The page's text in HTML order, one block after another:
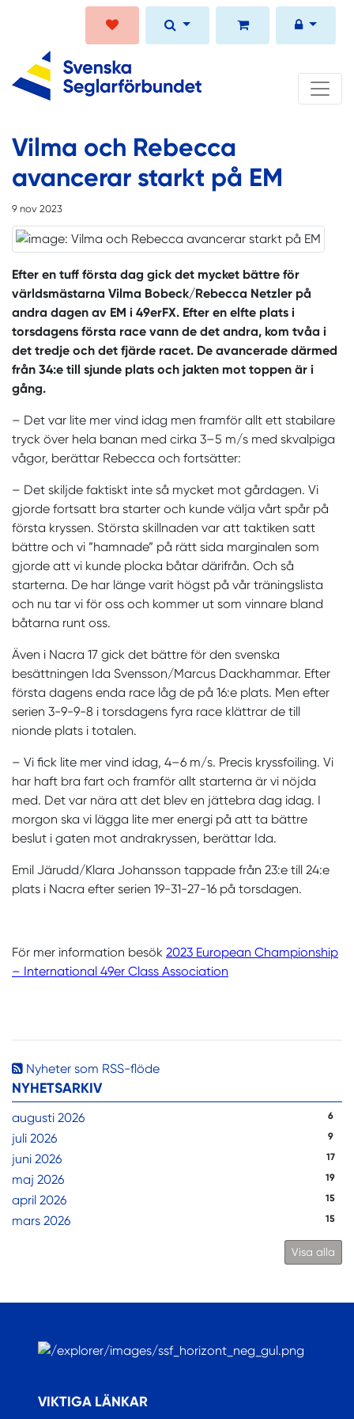
Nyheter som RSS-flöde
NYHETSARKIV
augusti 2026 6
juli 2026 9
juni 2026 17
maj 2026 19
april 2026 15
mars 2026 15
Visa alla
Vilma och Rebecca
avancerar starkt på EM
9 nov 2023
Efter en tuff första dag gick det mycket bättre för
världsmästarna Vilma Bobeck/Rebecca Netzler på
andra dagen av EM i 49erFX. Efter en elfte plats i
torsdagens första race vann de det andra, kom tvåa i
det tredje och det fjärde racet. De avancerade därmed
från 34:e till sjunde plats och jakten mot toppen är i
gång.
– Det var lite mer vind idag men framför allt ett stabilare
tryck över hela banan med cirka 3–5 m/s med skvalpiga
vågor, berättar Rebecca och fortsätter:
– Det skiljde faktiskt inte så mycket mot gårdagen. Vi
gjorde fortsatt bra starter och kunde välja vårt spår på
första kryssen. Största skillnaden var att taktiken satt
bättre och vi ”hamnade” på rätt sida marginalen som
gjorde att vi kunde plocka båtar därifrån. Och så
starterna. De har länge varit högst på vår träningslista
och nu tar vi för oss och kommer ut som vinnare bland
båtarna runt oss.
Även i Nacra 17 gick det bättre för den svenska
besättningen Ida Svensson/Marcus Dackhammar. Efter
första dagens enda race låg de på 16:e plats. Men efter
serien 3-9-9-8 i torsdagens fyra race klättrar de till
nionde plats i totalen.
– Vi fick lite mer vind idag, 4–6 m/s. Precis kryssfoiling. Vi
har haft bra fart och framför allt starterna är vi nöjda
med. Det var nära att det blev en jättebra dag idag. I
morgon ska vi lägga lite mer energi på att ta bättre
beslut i gaten mot andrakryssen, berättar Ida.
Emil Järudd/Klara Johansson tappade från 23:e till 24:e
plats i Nacra efter serien 19-31-27-16 på torsdagen.
För mer information besök 2023 European Championship
– International 49er Class Association
VIKTIGA LÄNKAR